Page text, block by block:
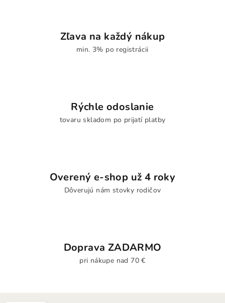
Zľava na každý nákup
min. 3% po registrácii
Rýchle odoslanie
tovaru skladom po prijatí platby
Overený e-shop už 4 roky
Dôverujú nám stovky rodičov
Doprava ZADARMO
pri nákupe nad 70 €